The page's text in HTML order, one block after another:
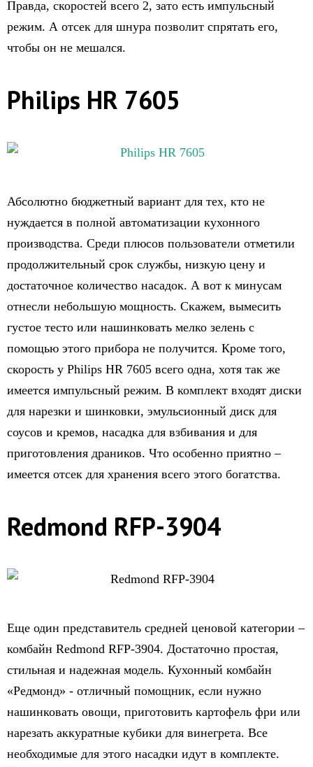
Правда, скоростей всего 2, зато есть импульсный
режим. А отсек для шнура позволит спрятать его,
чтобы он не мешался.
Philips HR 7605
Абсолютно бюджетный вариант для тех, кто не
нуждается в полной автоматизации кухонного
производства. Среди плюсов пользователи отметили
продолжительный срок службы, низкую цену и
достаточное количество насадок. А вот к минусам
отнесли небольшую мощность. Скажем, вымесить
густое тесто или нашинковать мелко зелень с
помощью этого прибора не получится. Кроме того,
скорость у Philips HR 7605 всего одна, хотя так же
имеется импульсный режим. В комплект входят диски
для нарезки и шинковки, эмульсионный диск для
соусов и кремов, насадка для взбивания и для
приготовления драников. Что особенно приятно –
имеется отсек для хранения всего этого богатства.
Redmond RFP-3904
Еще один представитель средней ценовой категории –
комбайн Redmond RFP-3904. Достаточно простая,
стильная и надежная модель. Кухонный комбайн
«Редмонд» - отличный помощник, если нужно
нашинковать овощи, приготовить картофель фри или
нарезать аккуратные кубики для винегрета. Все
необходимые для этого насадки идут в комплекте.